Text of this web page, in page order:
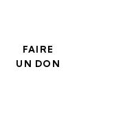
FAIRE
UN DON